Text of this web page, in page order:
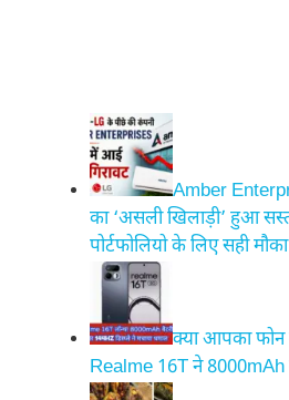
Amber
का ‘असली खिलाड़ी’ हुआ
पोर्टफोलियो के लिए सही
क्या आपका फोन
Realme 16T ने 8000mAh